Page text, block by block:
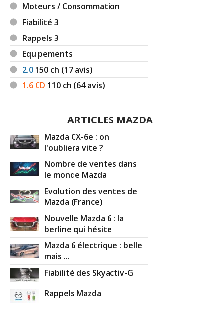
Moteurs / Consommation
Fiabilité 3
Rappels 3
Equipements
2.0 150 ch (17 avis)
1.6 CD 110 ch (64 avis)
ARTICLES MAZDA
Mazda CX-6e : on
l'oubliera vite ?
Nombre de ventes dans
le monde Mazda
Evolution des ventes de
Mazda (France)
Nouvelle Mazda 6 : la
berline qui hésite
Mazda 6 électrique : belle
mais ...
Fiabilité des Skyactiv-G
Rappels Mazda